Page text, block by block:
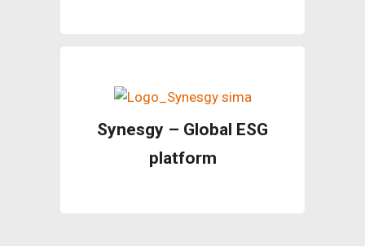
Synesgy – Global ESG
platform